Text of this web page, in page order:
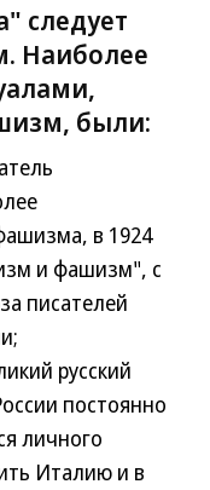
следует
Наиболее
были:
в 1924
и фашизм", с
писателей
русский
постоянно
личного
Италию и в